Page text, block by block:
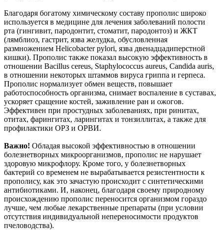
Благодаря богатому химическому составу прополис широко
используется в медицине для лечения заболеваний полости
рта (гингивит, пародонтит, стоматит, пародонтоз) и ЖКТ
(лямблиоз, гастрит, язва желудка, обусловленная
размножением Helicobacter pylori, язва двенадцадиперстной
кишки). Прополис также показал высокую эффективность в
отношении Bacillus cereus, Staphylococcus aureus, Candida auris,
в отношении некоторых штаммов вируса гриппа и герпеса.
Прополис нормализует обмен веществ, повышает
работоспособность организма, снимает воспаление в суставах,
ускоряет сращение костей, заживление ран и ожогов.
Эффективен при простудных заболеваниях, при ринитах,
отитах, фарингитах, ларингитах и тонзиллитах, а также для
профилактики ОРЗ и ОРВИ.
Важно! Обладая высокой эффективностью в отношении
болезнетворных микроорганизмов, прополис не нарушает
здоровую микрофлору. Кроме того, у болезнетворных
бактерий со временем не вырабатывается резистентности к
прополису, как это зачастую происходит с синтетическими
антибиотиками. И, наконец, благодаря своему природному
происхождению прополис переносится организмом гораздо
лучше, чем любые лекарственные препараты (при условии
отсутствия индивидуальной непереносимости продуктов
пчеловодства).